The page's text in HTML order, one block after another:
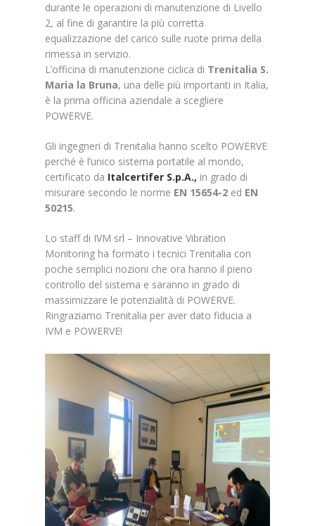
durante le operazioni di manutenzione di Livello
2, al fine di garantire la più corretta
equalizzazione del carico sulle ruote prima della
rimessa in servizio.
L’officina di manutenzione ciclica di Trenitalia S.
Maria la Bruna, una delle più importanti in Italia,
è la prima officina aziendale a scegliere
POWERVE.
Gli ingegneri di Trenitalia hanno scelto POWERVE
perché è l’unico sistema portatile al mondo,
certificato da Italcertifer S.p.A., in grado di
misurare secondo le norme EN 15654-2 ed EN
50215.
Lo staff di IVM srl – Innovative Vibration
Monitoring ha formato i tecnici Trenitalia con
poche semplici nozioni che ora hanno il pieno
controllo del sistema e saranno in grado di
massimizzare le potenzialità di POWERVE.
Ringraziamo Trenitalia per aver dato fiducia a
IVM e POWERVE!